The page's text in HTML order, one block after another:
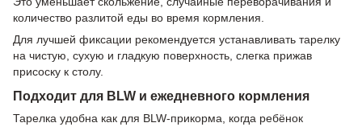
количество разлитой еды во время кормления.
Для лучшей фиксации рекомендуется устанавливать тарелку
на чистую, сухую и гладкую поверхность, слегка прижав
присоску к столу.
Подходит для BLW и ежедневного кормления
Тарелка удобна как для BLW-прикорма, когда ребёнок